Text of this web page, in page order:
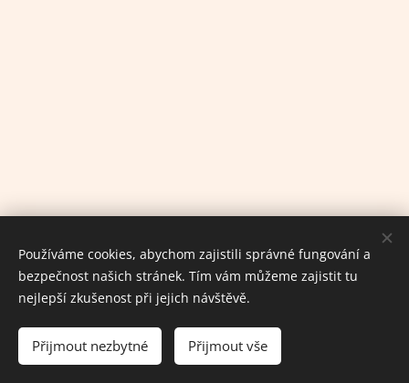
© 2025 ZKO BENEŠOV.Všechna práva vyhrazena.
Vytvořeno službou Webnode
Používáme cookies, abychom zajistili správné fungování a
bezpečnost našich stránek. Tím vám můžeme zajistit tu
nejlepší zkušenost při jejich návštěvě.
Přijmout nezbytné Přijmout vše